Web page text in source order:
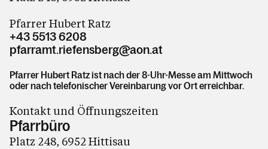
Pfarrer Hubert Ratz
+43 5513 6208
pfarramt.riefensberg@aon.at
Pfarrer Hubert Ratz ist nach der 8-Uhr-Messe am Mittwoch
oder nach telefonischer Vereinbarung vor Ort erreichbar.
Kontakt und Öffnungszeiten
Pfarrbüro
Platz 248, 6952 Hittisau